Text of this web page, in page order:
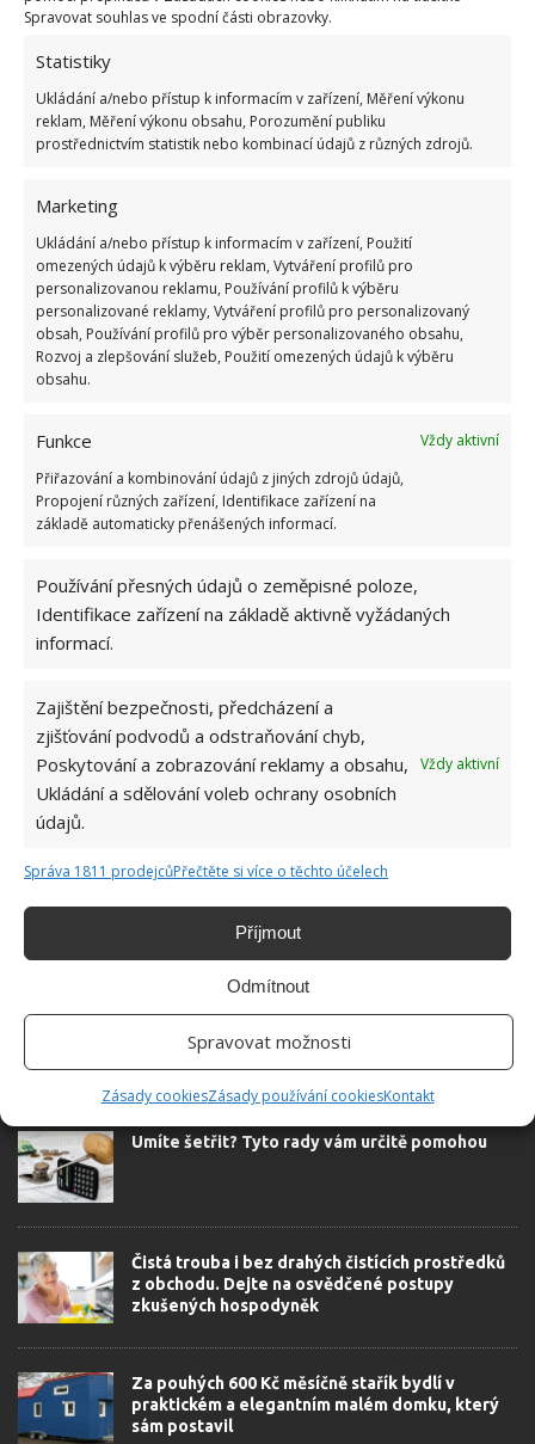
Spravovat souhlas ve spodní části obrazovky.
Statistiky
Ukládání a/nebo přístup k informacím v zařízení, Měření výkonu
reklam, Měření výkonu obsahu, Porozumění publiku
prostřednictvím statistik nebo kombinací údajů z různých zdrojů.
Marketing
Ukládání a/nebo přístup k informacím v zařízení, Použití
omezených údajů k výběru reklam, Vytváření profilů pro
personalizovanou reklamu, Používání profilů k výběru
personalizované reklamy, Vytváření profilů pro personalizovaný
obsah, Používání profilů pro výběr personalizovaného obsahu,
Rozvoj a zlepšování služeb, Použití omezených údajů k výběru
obsahu.
Funkce
Vždy aktivní
Přiřazování a kombinování údajů z jiných zdrojů údajů,
Propojení různých zařízení, Identifikace zařízení na
základě automaticky přenášených informací.
Používání přesných údajů o zeměpisné poloze,
Identifikace zařízení na základě aktivně vyžádaných
informací.
Zajištění bezpečnosti, předcházení a
zjišťování podvodů a odstraňování chyb,
Poskytování a zobrazování reklamy a obsahu,
Ukládání a sdělování voleb ochrany osobních
údajů.
Vždy aktivní
Správa 1811 prodejcůPřečtěte si více o těchto účelech
Příjmout
Odmítnout
Spravovat možnosti
Zásady cookiesZásady používání cookiesKontakt
Zatímco nábytek lze díky šikovnosti ze starého
předělat na nový u spotřebičů to bohužel nejde. Ty
staré jsou skutečnými žrouty energie. Lépe je volit
moderní/chytré spotřebiče s nízkou energetickou
prostředí, ale i tisíce korun. Totéž platí o úsporných
žárovkách a dalších svítidlech, mimo jiné se naučte
při odchodu z místnosti na delší dobu zhasínat.
Obrázek:pixabay.com
DOMÁCNOST EKOLOGIE KOSMETIKA
Umíte šetřit? Tyto rady vám určitě pomohou
Čistá trouba i bez drahých čistících prostředků
z obchodu. Dejte na osvědčené postupy
zkušených hospodyněk
Za pouhých 600 Kč měsíčně stařík bydlí v
praktickém a elegantním malém domku, který
sám postavil